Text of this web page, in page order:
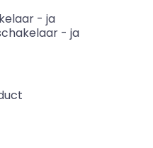
- ja
- ja